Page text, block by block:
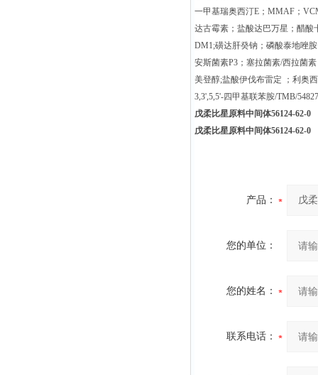
一甲基瑞奥西汀E；MMAF；
达古霉素；盐酸达巴万星；醋酸
DM1;磺达肝癸钠；磷酸泰地唑
安斯菌素P3；塞拉菌素/西拉菌
美登醇;盐酸伊伐布雷定 ；利奥
3,3',5,5'-四甲基联苯胺/TMB/
戊柔比星原料中间体56124-62-0
戊柔比星原料中间体56124-62-0
产品：
您的单位：
您的姓名：
联系电话：